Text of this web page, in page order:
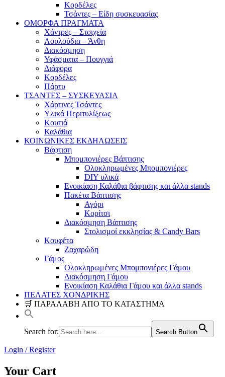
Κορδέλες
Τσάντες – Είδη συσκευασίας
ΟΜΟΡΦΑ ΠΡΑΓΜΑΤΑ
Χάντρες – Στοιχεία
Λουλούδια – Άνθη
Διακόσμηση
Υφάσματα – Πουγγιά
Διάφορα
Κορδέλες
Πάρτυ
ΤΣΑΝΤΕΣ – ΣΥΣΚΕΥΑΣΙΑ
Χάρτινες Τσάντες
Υλικά Περιτυλίξεως
Κουτιά
Καλάθια
ΚΟΙΝΩΝΙΚΕΣ ΕΚΔΗΛΩΣΕΙΣ
Βάφτιση
Μπομπονιέρες Βάπτισης
Ολοκληρωμένες Μπομπονιέρες
DIY υλικά
Ενοικίαση Καλάθια βάφτισης και άλλα stands
Πακέτα Βάπτισης
Αγόρι
Κορίτσι
Διακόσμηση Βάπτισης
Στολισμοί εκκλησίας & Candy Bars
Κουφέτα
Ζαχαρώδη
Γάμος
Ολοκληρωμένες Μπομπονιέρες Γάμου
Διακόσμηση Γάμου
Ενοικίαση Καλάθια Γάμου και άλλα stands
ΠΕΛΑΤΕΣ ΧΟΝΔΡΙΚΗΣ
🛒 ΠΑΡΑΛΑΒΗ ΑΠΟ ΤΟ ΚΑΤΑΣΤΗΜΑ
Search for: Search Button
Login / Register
Your Cart